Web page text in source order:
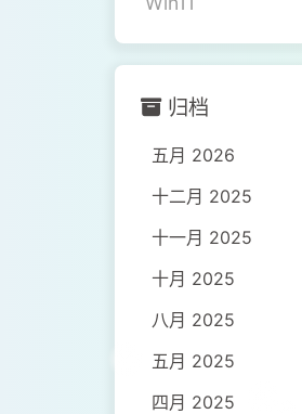
归档
五月 2026
十二月 2025
十一月 2025
十月 2025
八月 2025
五月 2025
四月 2025